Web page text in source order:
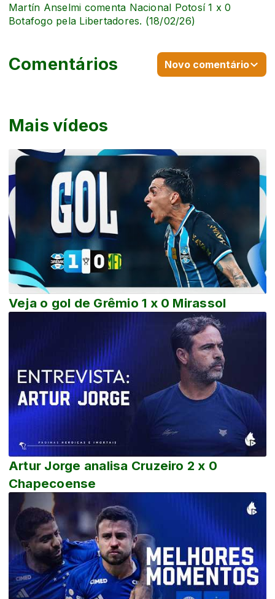
Mais vídeos
Veja o gol de Grêmio 1 x 0 Mirassol
Artur Jorge analisa Cruzeiro 2 x 0
Chapecoense
Martín Anselmi comenta Nacional Potosí 1 x 0
Botafogo pela Libertadores. (18/02/26)
Comentários Novo comentário